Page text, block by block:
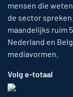
mensen die
de sector
maandelijks ruim
Nederland en
mediavormen.
Volg e-totaal